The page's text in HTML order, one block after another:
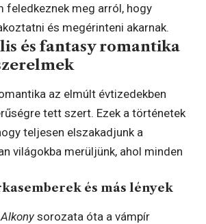
feledkeznek meg arról, hogy
és megérinteni akarnak.
és fantasy romantika
az elmúlt évtizedekben
tett szert. Ezek a történetek
teljesen elszakadjunk a
világokba merüljünk, ahol minden
és más lények
Alkony sorozata óta a vámpír